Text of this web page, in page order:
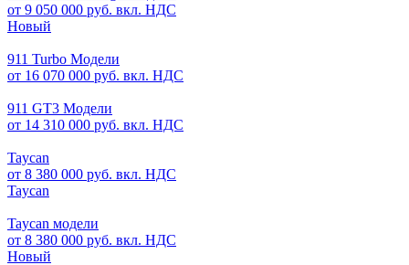
от 9 050 000 руб. вкл. НДС
Новый
911 Turbo Модели
от 16 070 000 руб. вкл. НДС
911 GT3 Модели
от 14 310 000 руб. вкл. НДС
Taycan
от 8 380 000 руб. вкл. НДС
Taycan
Taycan модели
от 8 380 000 руб. вкл. НДС
Новый